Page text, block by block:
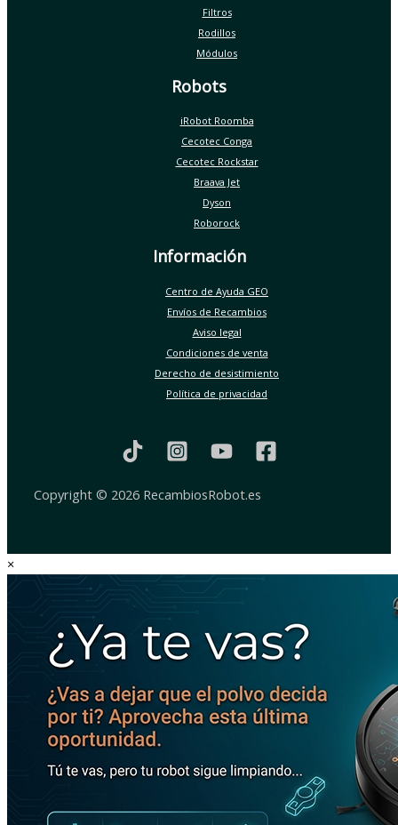
Filtros
Rodillos
Módulos
Robots
iRobot Roomba
Cecotec Conga
Cecotec Rockstar
Braava Jet
Dyson
Roborock
Información
Centro de Ayuda GEO
Envíos de Recambios
Aviso legal
Condiciones de venta
Derecho de desistimiento
Política de privacidad
Copyright © 2026 RecambiosRobot.es
×